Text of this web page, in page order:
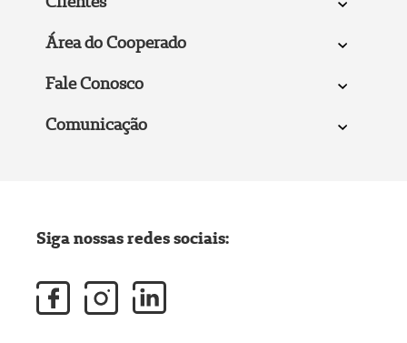
Área do Cooperado
Fale Conosco
Comunicação
Siga nossas redes sociais: